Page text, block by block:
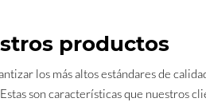
productos
los más altos estándares de
son características que nuestros